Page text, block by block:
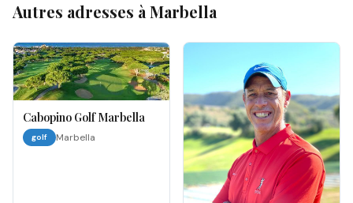
Autres adresses à Marbella
Cabopino Golf Marbella
golf Marbella